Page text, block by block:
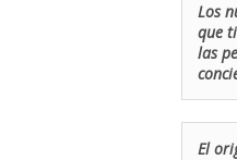
Los
que
las
El